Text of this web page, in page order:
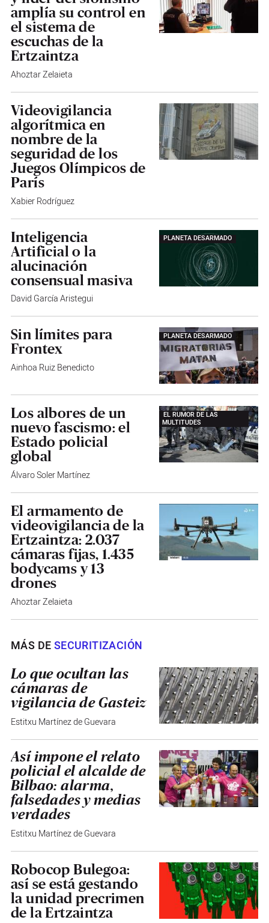
amplía su control en
el sistema de
escuchas de la
Ertzaintza
Ahoztar Zelaieta
Videovigilancia
algorítmica en
nombre de la
seguridad de los
Juegos Olímpicos de
París
Xabier Rodríguez
PLANETA DESARMADO
Inteligencia
Artificial o la
alucinación
consensual masiva
David García Aristegui
PLANETA DESARMADO
Sin límites para
Frontex
Ainhoa Ruiz Benedicto
EL RUMOR DE LAS
MULTITUDES
Los albores de un
nuevo fascismo: el
Estado policial
global
Álvaro Soler Martínez
El armamento de
videovigilancia de la
Ertzaintza: 2.037
cámaras fijas, 1.435
bodycams y 13
drones
Ahoztar Zelaieta
MÁS DESECURITIZACIÓN
Lo que ocultan las
cámaras de
vigilancia de Gasteiz
Estitxu Martínez de Guevara
Así impone el relato
policial el alcalde de
Bilbao: alarma,
falsedades y medias
verdades
Estitxu Martínez de Guevara
Robocop Bulegoa:
así se está gestando
la unidad precrimen
de la Ertzaintza